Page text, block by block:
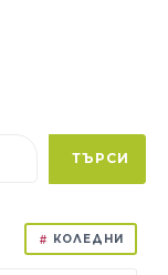
ТЪРСИ
КОЛЕДНИ